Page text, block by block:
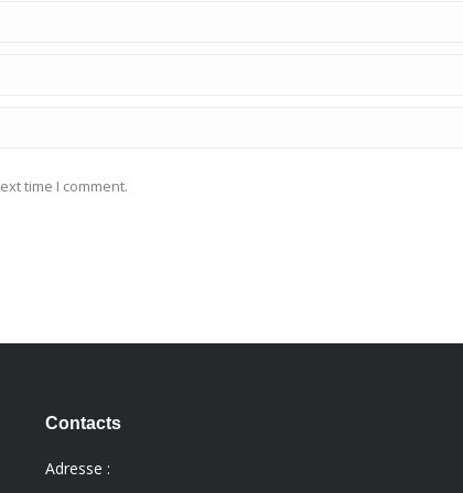
time I comment.
Contacts
Adresse :